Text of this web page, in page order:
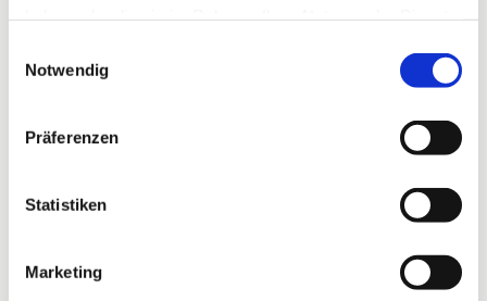
Notwendig
Präferenzen
Statistiken
Marketing